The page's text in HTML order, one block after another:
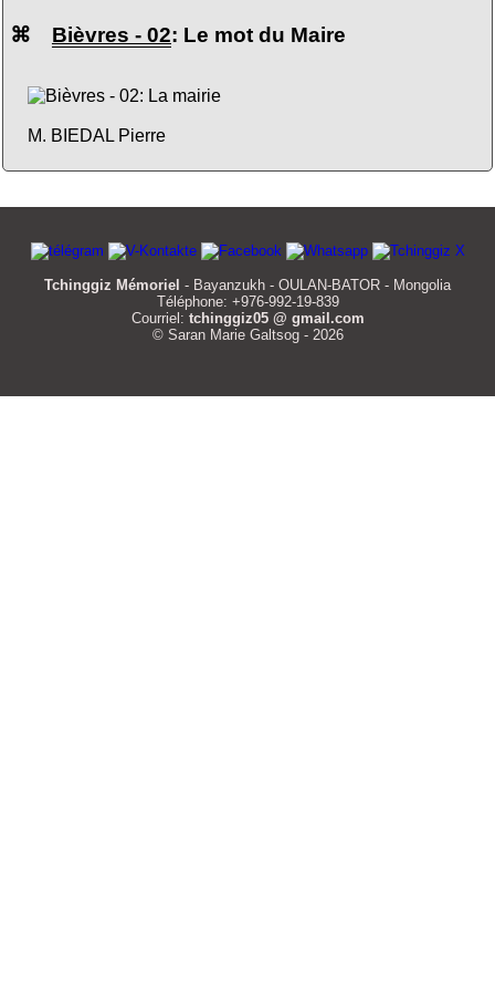
⌘ Bièvres - 02: Le mot du Maire
M. BIEDAL Pierre
Tchinggiz Mémoriel - Bayanzukh - OULAN-BATOR - Mongolia
Téléphone: +976-992-19-839
Courriel: tchinggiz05 @ gmail.com
© Saran Marie Galtsog - 2026